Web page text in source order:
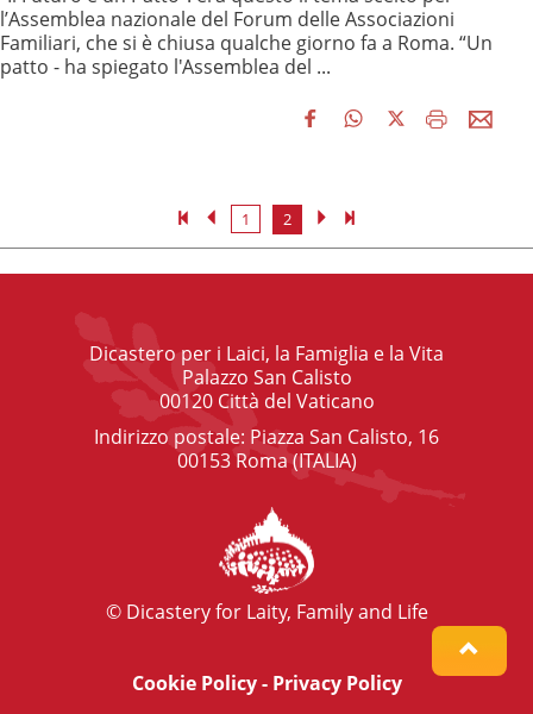
l’Assemblea nazionale del Forum delle Associazioni
Familiari, che si è chiusa qualche giorno fa a Roma. “Un
patto - ha spiegato l'Assemblea del ...
1 2
Dicastero per i Laici, la Famiglia e la Vita
Palazzo San Calisto
00120 Città del Vaticano
Indirizzo postale: Piazza San Calisto, 16
00153 Roma (ITALIA)
© Dicastery for Laity, Family and Life
Cookie Policy- Privacy Policy